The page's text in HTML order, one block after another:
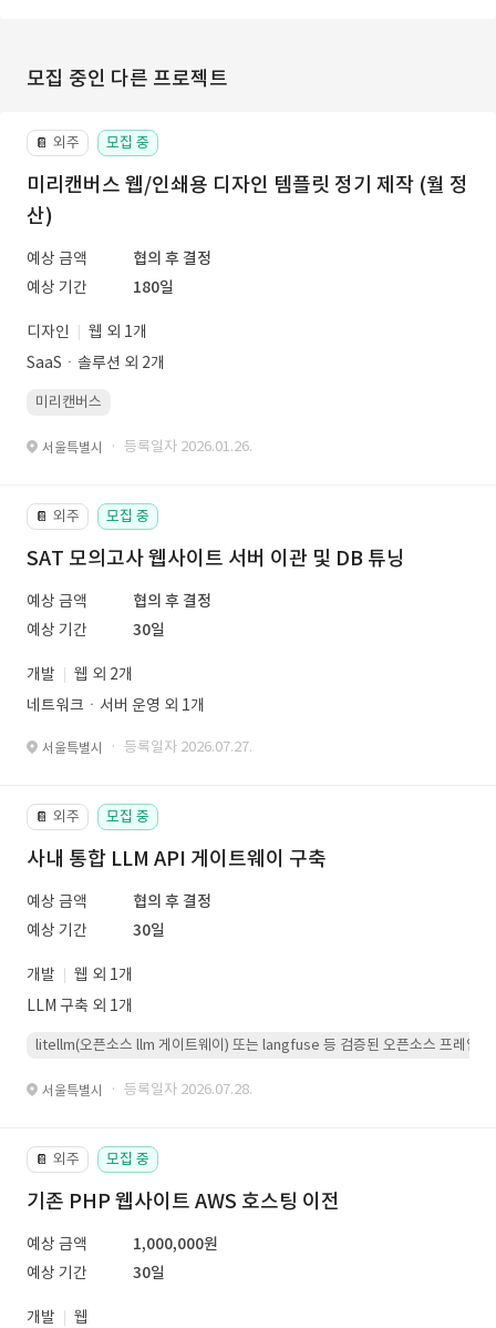
모집 중인 다른 프로젝트
📔 외주 모집 중
미리캔버스 웹/인쇄용 디자인 템플릿 정기 제작 (월 정
산)
예상 금액
협의 후 결정
예상 기간
180일
디자인
웹 외 1개
SaaSㆍ솔루션 외 2개
미리캔버스
서울특별시 · 등록일자 2026.01.26.
📔 외주 모집 중
SAT 모의고사 웹사이트 서버 이관 및 DB 튜닝
예상 금액
협의 후 결정
예상 기간
30일
개발
웹 외 2개
네트워크ㆍ서버 운영 외 1개
서울특별시 · 등록일자 2026.07.27.
📔 외주 모집 중
사내 통합 LLM API 게이트웨이 구축
예상 금액
협의 후 결정
예상 기간
30일
개발
웹 외 1개
LLM 구축 외 1개
litellm(오픈소스 llm 게이트웨이) 또는 langfuse 등 검증된 오픈소스 프레임워
서울특별시 · 등록일자 2026.07.28.
📔 외주 모집 중
기존 PHP 웹사이트 AWS 호스팅 이전
예상 금액
1,000,000원
예상 기간
30일
개발
웹